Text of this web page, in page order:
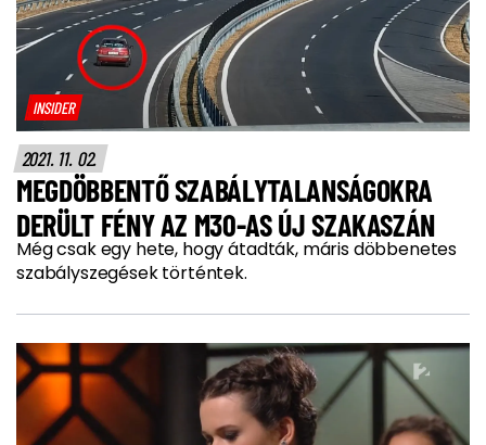
INSIDER
2021. 11. 02.
MEGDÖBBENTŐ SZABÁLYTALANSÁGOKRA
DERÜLT FÉNY AZ M30-AS ÚJ SZAKASZÁN
Még csak egy hete, hogy átadták, máris döbbenetes
szabályszegések történtek.